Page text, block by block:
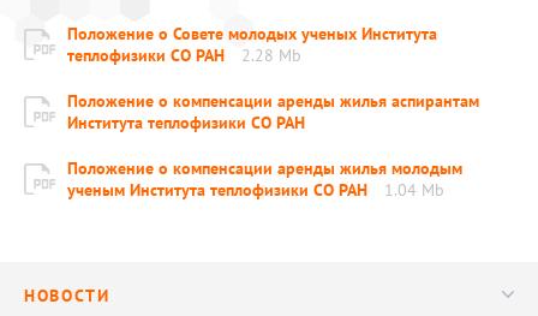
Положение о Совете молодых ученых Института
теплофизики СО РАН
2.28 Mb
Положение о компенсации аренды жилья аспирантам
Института теплофизики СО РАН
Положение о компенсации аренды жилья молодым
ученым Института теплофизики СО РАН
1.04 Mb
НОВОСТИ